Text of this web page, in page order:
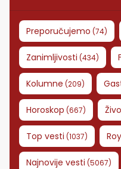
Preporučujemo (74)
Zanimljivosti (434)
Kolumne (209)
Horoskop (667)
Top vesti (1037)
Najnovije vesti (5067)